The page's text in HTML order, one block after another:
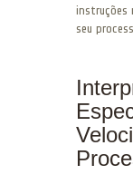
instruções
seu